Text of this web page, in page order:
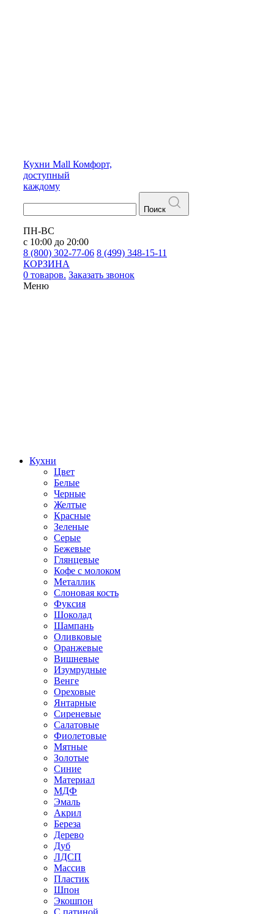
Кухни Mall Комфорт,
доступный
каждому
Поиск
ПН-ВС
с 10:00 до 20:00
8 (800) 302-77-06 8 (499) 348-15-11
КОРЗИНА
0 товаров. Заказать звонок
Меню
Кухни
Цвет
Белые
Черные
Желтые
Красные
Зеленые
Серые
Бежевые
Глянцевые
Кофе с молоком
Металлик
Слоновая кость
Фуксия
Шоколад
Шампань
Оливковые
Оранжевые
Вишневые
Изумрудные
Венге
Ореховые
Янтарные
Сиреневые
Салатовые
Фиолетовые
Мятные
Золотые
Синие
Материал
МДФ
Эмаль
Акрил
Береза
Дерево
Дуб
ЛДСП
Массив
Пластик
Шпон
Экошпон
С патиной